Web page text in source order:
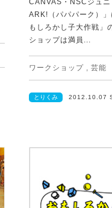
CANVAS・NSCジュ
ARK!（パパパーク）
もしろかし子大作戦」
ショップは満員...
ワークショップ , 芸能
とりくみ 2012.10.07